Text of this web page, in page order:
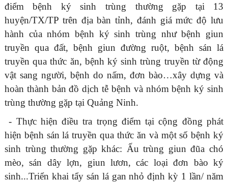
điểmbệnh ký sinh trùng thường gặp tại 13
huyện/TX/TP trên địa bàn tỉnh, đánh giá mức độ lưu
hành của nhóm bệnh ký sinh trùng như bệnh giun
truyền qua đất, bệnh giun đường ruột, bệnh sán lá
truyền qua thức ăn, bệnh ký sinh trùng truyền từ động
vật sang người, bệnh do nấm, đơn bào…xây dựng và
hoàn thành bản đồ dịch tễ bệnh và nhóm bệnh ký sinh
trùng thường gặp tại Quảng Ninh.
- Thực hiện điều tra trọng điểm tại cộng đồng phát
hiện bệnh sán lá truyền qua thức ăn và một số bệnh ký
sinh trùng thường gặp khác: Ấu trùng giun đũa chó
mèo, sán dây lợn, giun lươn, các loại đơn bào ký
sinh...Triển khai tẩy sán lá gan nhỏ định kỳ 1 lần/ năm